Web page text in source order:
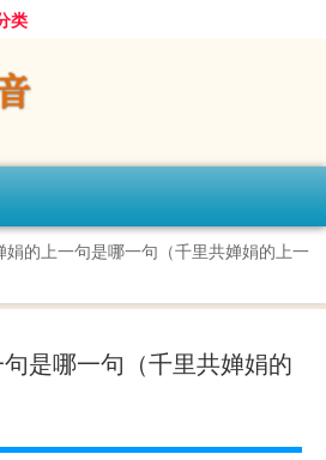
类
娟的上一句是哪一句（千里共婵娟的上一
是哪一句（千里共婵娟的